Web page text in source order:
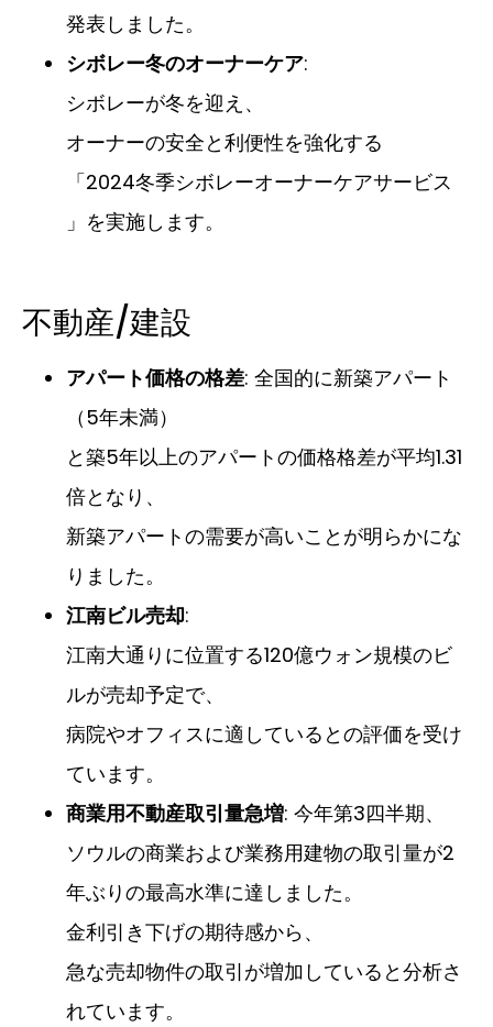
発表しました。
シボレー冬のオーナーケア:
シボレーが冬を迎え、
オーナーの安全と利便性を強化する
「2024冬季シボレーオーナーケアサービス
」を実施します。
不動産/建設
アパート価格の格差: 全国的に新築アパート
（5年未満）
と築5年以上のアパートの価格格差が平均1.31
倍となり、
新築アパートの需要が高いことが明らかにな
りました。
江南ビル売却:
江南大通りに位置する120億ウォン規模のビ
ルが売却予定で、
病院やオフィスに適しているとの評価を受け
ています。
商業用不動産取引量急増: 今年第3四半期、
ソウルの商業および業務用建物の取引量が2
年ぶりの最高水準に達しました。
金利引き下げの期待感から、
急な売却物件の取引が増加していると分析さ
れています。